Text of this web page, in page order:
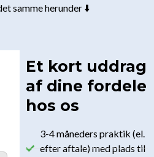
samme herunder ⬇️
Et kort uddrag
af dine fordele
hos os
3-4 måneders praktik (el.
efter aftale) med plads til